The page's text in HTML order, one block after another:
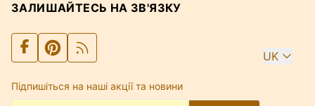
ЗАЛИШАЙТЕСЬ НА ЗВ'ЯЗКУ
UK
Підпишіться на наші акції та новини